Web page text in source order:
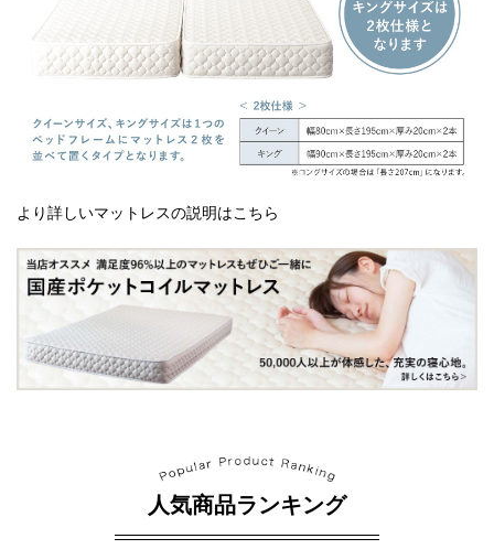
より詳しいマットレスの説明はこちら
人気商品ランキング